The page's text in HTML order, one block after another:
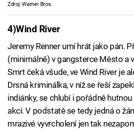
Zdroj: Warner Bros.
4)Wind River
Jeremy Renner umí hrát jako pán.
(minimálně) v gangsterce Město a
Smrt čeká všude, ve Wind River je
Drsná kriminálka, v níž se řeší
indiánky, se chlubí i pořádně
akcí. V podstatě se tedy jedná o
mrazivé vyvrcholení jen tak